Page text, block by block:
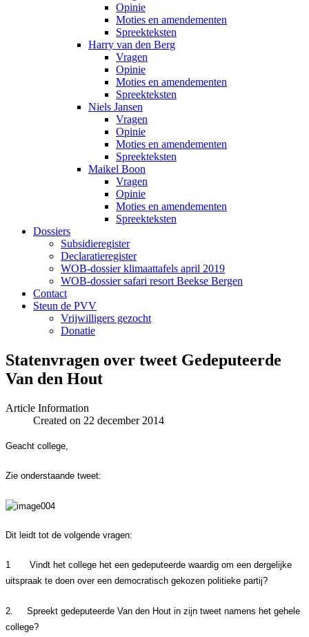
Opinie
Moties en amendementen
Spreekteksten
Harry van den Berg
Vragen
Opinie
Moties en amendementen
Spreekteksten
Niels Jansen
Vragen
Opinie
Moties en amendementen
Spreekteksten
Maikel Boon
Vragen
Opinie
Moties en amendementen
Spreekteksten
Dossiers
Subsidieregister
Declaratieregister
WOB-dossier klimaattafels april 2019
WOB-dossier safari resort Beekse Bergen
Contact
Steun de PVV
Vrijwilligers gezocht
Donatie
Statenvragen over tweet Gedeputeerde
Van den Hout
Article Information
Created on 22 december 2014
Geacht college,
Zie onderstaande tweet:
Dit leidt tot de volgende vragen:
Vindt het college het een gedeputeerde waardig om een dergelijke
uitspraak te doen over een democratisch gekozen politieke partij?
Spreekt gedeputeerde Van den Hout in zijn tweet namens het gehele
college?